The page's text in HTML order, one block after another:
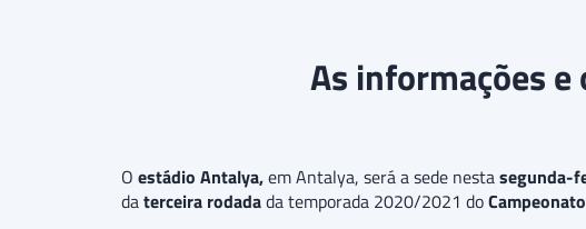
As informações
O estádio Antalya,em Antalya, será a sede nestasegunda-
daterceira rodadada temporada 2020/2021 do